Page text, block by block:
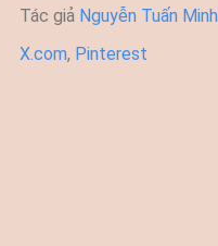
Tác giả Nguyễn Tuấn Minh
X.com, Pinterest